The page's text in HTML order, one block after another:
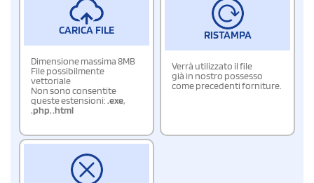
CARICA FILE
Dimensione massima 8MB
File possibilmente
vettoriale
Non sono consentite
queste estensioni:.exe,
.php,.html
RISTAMPA
Verrà utilizzato il file
già in nostro possesso
come precedenti forniture.